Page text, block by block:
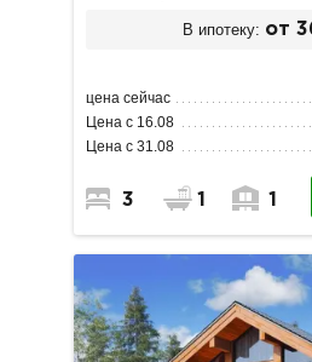
В ипотеку: от
цена сейчас
Цена с 16.08
Цена с 31.08
3 1 1